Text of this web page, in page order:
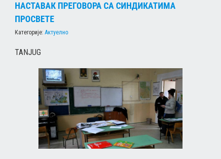
НАСТАВАК ПРЕГОВОРА СА СИНДИКАТИМА
ПРОСВЕТЕ
Категорије: Актуелно
ТАNJUG